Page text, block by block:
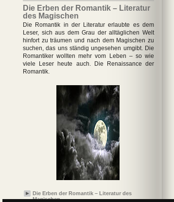
Die Erben der Romantik – Literatur
des Magischen
Die Romantik in der Literatur erlaubte es dem
Leser, sich aus dem Grau der alltäglichen Welt
hinfort zu träumen und nach dem Magischen zu
suchen, das uns ständig ungesehen umgibt. Die
Romantiker wollten mehr vom Leben – so wie
viele Leser heute auch. Die Renaissance der
Romantik.
Die Erben der Romantik – Literatur des
Magischen